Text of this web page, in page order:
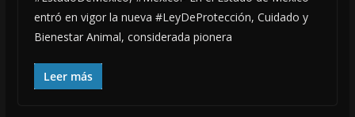
entró en vigor la nueva #LeyDeProtección, Cuidado y
Bienestar Animal, considerada pionera
Leer más